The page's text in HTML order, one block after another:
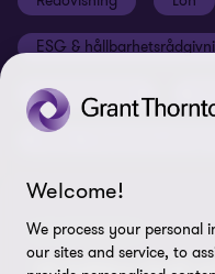
NYHETSBREV
Student
Hållbarhet
Press
Logga in Flow
Disclaimer
Site map
ESG &
Cybersäkerhet
Deals -
Welcome!
We process your personal
our sites and service, to